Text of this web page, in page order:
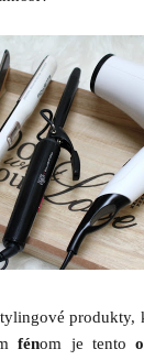
produkty,
fénom je tento